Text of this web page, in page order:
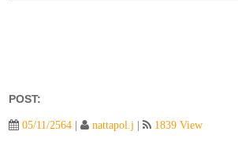
POST:
05/11/2564 | nattapol.j | 1839 View